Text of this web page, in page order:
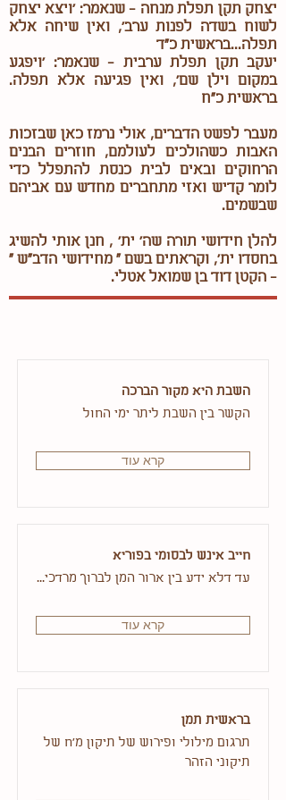
יצחק תקן תפלת מנחה - שנאמר: 'ויצא יצחק
לשוח בשדה לפנות ערב', ואין שיחה אלא
תפלה...בראשית כ"ד
יעקב תקן תפלת ערבית - שנאמר: 'ויפגע
במקום וילן שם', ואין פגיעה אלא תפלה.
בראשית כ"ח
מעבר לפשט הדברים, אולי נרמז כאן שבזכות
האבות כשהולכים לעולמם, חוזרים הבנים
הרחוקים ובאים לבית כנסת להתפלל כדי
לומר קדיש ואזי מתחברים מחדש עם אביהם
שבשמים.
להלן חידושי תורה שה' ית' , חנן אותי להשיג
בחסדו ית‘, וקראתים בשם " מחידושי הדב"ש "
- הקטן דוד בן שמואל אטלי.
השבת היא מקור הברכה
הקשר בין השבת ליתר ימי החול
קרא עוד
חייב אינש לבסומי בפוריא
עד דלא ידע בין ארור המן לברוך מרדכי...
קרא עוד
בראשית תמן
תרגום מילולי ופירוש של תיקון מ'ח של
תיקוני הזהר